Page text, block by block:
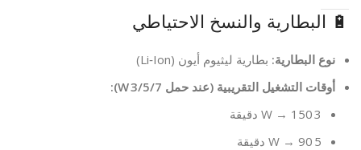
🔋 البطارية والنسخ الاحتياطي
نوع البطارية: بطارية ليثيوم أيون (Li‑Ion)
أوقات التشغيل التقريبية (عند حمل 3/5/7 W):
3 W → 150 دقيقة
5 W → 90 دقيقة